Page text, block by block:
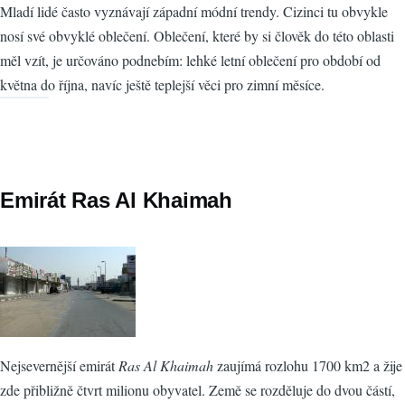
Mladí lidé často vyznávají západní módní trendy. Cizinci tu obvykle
nosí své obvyklé oblečení. Oblečení, které by si člověk do této oblasti
měl vzít, je určováno podnebím: lehké letní oblečení pro období od
května do října, navíc ještě teplejší věci pro zimní měsíce.
Emirát Ras Al Khaimah
Nejsevernější emirátRas Al Khaimahzaujímá rozlohu 1700 km2 a žije
zde přibližně čtvrt milionu obyvatel. Země se rozděluje do dvou částí,